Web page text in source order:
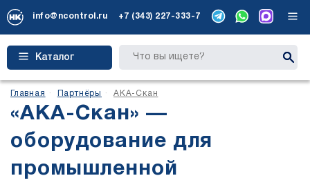
info@ncontrol.ru +7 (343) 227-333-7
Каталог
Главная Партнёры АКА-Скан
«АКА-Скан» —
оборудование для
промышленной